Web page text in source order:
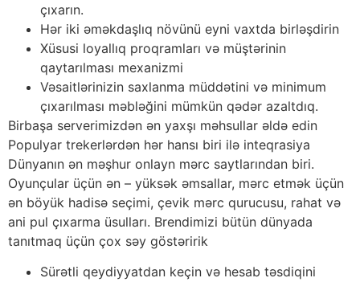
çıxarın.
Hər iki əməkdaşlıq növünü eyni vaxtda birləşdirin
Xüsusi loyallıq proqramları və müştərinin
qaytarılması mexanizmi
Vəsaitlərinizin saxlanma müddətini və minimum
çıxarılması məbləğini mümkün qədər azaltdıq.
Birbaşa serverimizdən ən yaxşı məhsullar əldə edin
Populyar trekerlərdən hər hansı biri ilə inteqrasiya
Dünyanın ən məşhur onlayn mərc saytlarından biri.
Oyunçular üçün ən – yüksək əmsallar, mərc etmək üçün
ən böyük hadisə seçimi, çevik mərc qurucusu, rahat və
ani pul çıxarma üsulları. Brendimizi bütün dünyada
tanıtmaq üçün çox səy göstəririk
Sürətli qeydiyyatdan keçin və hesab təsdiqini